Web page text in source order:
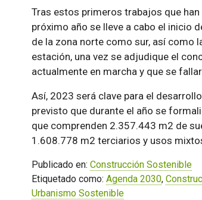
Tras estos primeros trabajos que
próximo año se lleve a cabo el inicio
de la zona norte como sur, así como
estación, una vez se adjudique el
actualmente en marcha y que se
Así, 2023 será clave para el
previsto que durante el año se
que comprenden 2.357.443 m2 de
1.608.778 m2 terciarios y usos
Publicado en: Construcción Sostenible
Etiquetado como: Agenda 2030,
Urbanismo Sostenible